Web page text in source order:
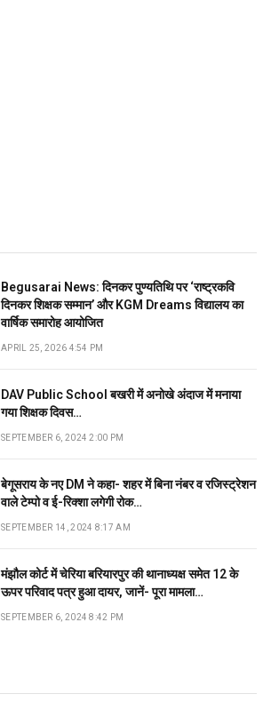
Begusarai News: दिनकर पुण्यतिथि पर ‘राष्ट्रकवि
दिनकर शिक्षक सम्मान’ और KGM Dreams विद्यालय का
वार्षिक समारोह आयोजित
APRIL 25, 2026 4:54 PM
DAV Public School बखरी में अनोखे अंदाज में मनाया
गया शिक्षक दिवस…
SEPTEMBER 6, 2024 2:00 PM
बेगूसराय के नए DM ने कहा- शहर में बिना नंबर व रजिस्ट्रेशन
वाले टेम्पो व ई-रिक्शा लगेगी रोक…
SEPTEMBER 14, 2024 8:17 AM
मंझौल कोर्ट में चेरिया बरियारपुर की थानाध्यक्ष समेत 12 के
ऊपर परिवाद पत्र हुआ दायर, जानें- पूरा मामला…
SEPTEMBER 6, 2024 8:42 PM